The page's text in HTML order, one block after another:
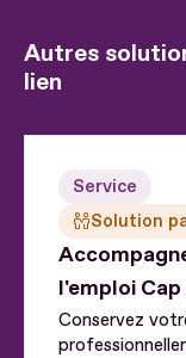
Autres
lien
l'emploi
Service
Solution
Conservez